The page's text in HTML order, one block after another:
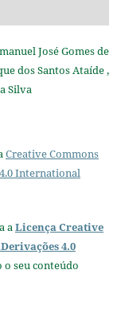
José Gomes de
dos Santos Ataíde ,
Silva
Creative Commons
International
a Licença Creative
4.0
seu conteúdo